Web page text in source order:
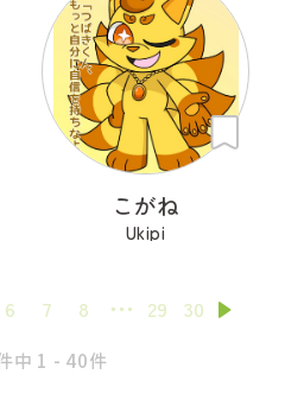
こがね
Ukipi
6 7 8 29 30
中 1 - 40件